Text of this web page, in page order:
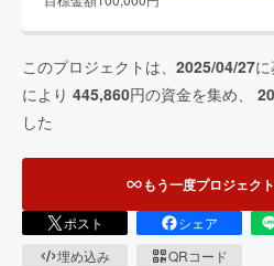
このプロジェクトは、 2025/04/27
により 445,860円の資金を集め、
した
もう一度プロジェク
ポスト シェア
埋め込み
QRコード